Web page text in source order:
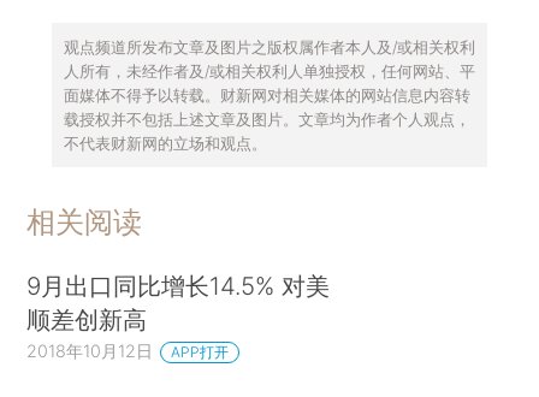
观点频道所发布文章及图片之版权属作者本人及/或相关权利
人所有，未经作者及/或相关权利人单独授权，任何网站、平
面媒体不得予以转载。财新网对相关媒体的网站信息内容转
载授权并不包括上述文章及图片。文章均为作者个人观点，
不代表财新网的立场和观点。
相关阅读
9月出口同比增长14.5% 对美
顺差创新高
2018年10月12日 APP打开